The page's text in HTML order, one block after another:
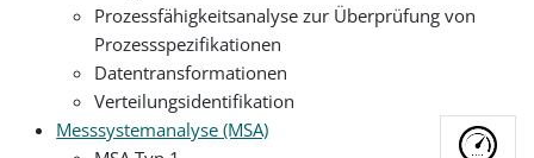
Prozessfähigkeitsanalyse zur Überprüfung von
Prozessspezifikationen
Datentransformationen
Verteilungsidentifikation
Messsystemanalyse (MSA)